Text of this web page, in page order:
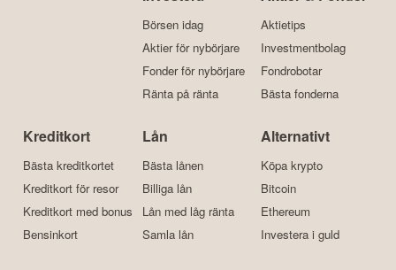
Börsen idag
Aktier för nybörjare
Fonder för nybörjare
Ränta på ränta
Aktietips
Investmentbolag
Fondrobotar
Bästa fonderna
Kreditkort
Bästa kreditkortet
Kreditkort för resor
Kreditkort med bonus
Bensinkort
Lån
Bästa lånen
Billiga lån
Lån med låg ränta
Samla lån
Alternativt
Köpa krypto
Bitcoin
Ethereum
Investera i guld